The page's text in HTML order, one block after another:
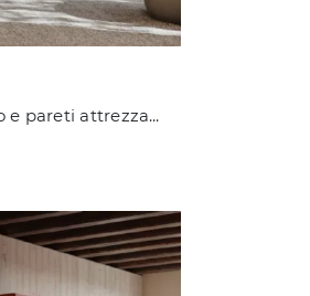
Se cerchi mobili giorno e pareti attrezzate moderne, opta per il modello Living LV729 di Giessegi: clicca e scopri di più!